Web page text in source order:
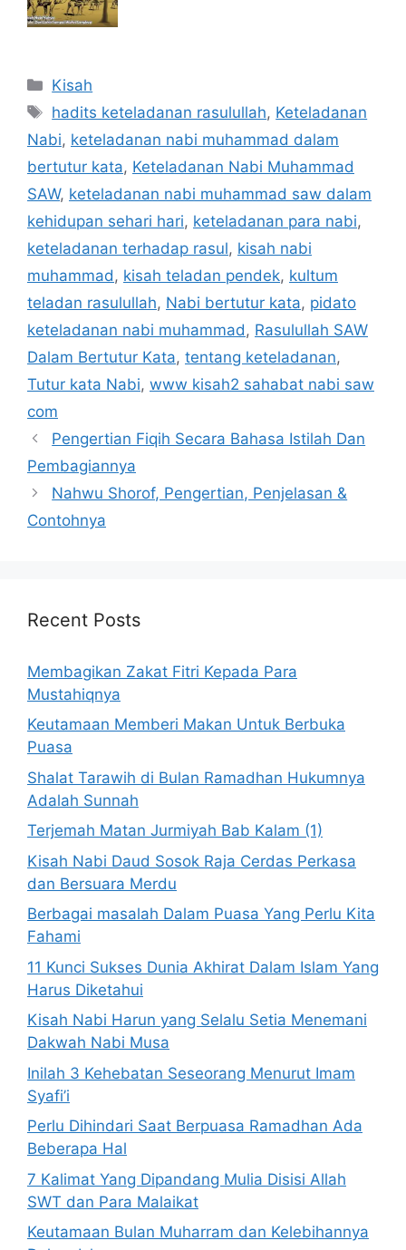
Categories
Kisah
Tags
hadits keteladanan rasulullah, Keteladanan
Nabi, keteladanan nabi muhammad dalam
bertutur kata, Keteladanan Nabi Muhammad
SAW, keteladanan nabi muhammad saw dalam
kehidupan sehari hari, keteladanan para nabi,
keteladanan terhadap rasul, kisah nabi
muhammad , kisah teladan pendek, kultum
teladan rasulullah, Nabi bertutur kata, pidato
keteladanan nabi muhammad , Rasulullah SAW
Dalam Bertutur Kata, tentang keteladanan,
Tutur kata Nabi, www kisah2 sahabat nabi saw
com
Pengertian Fiqih Secara Bahasa Istilah Dan
Pembagiannya
Nahwu Shorof, Pengertian, Penjelasan &
Contohnya
Recent Posts
Membagikan Zakat Fitri Kepada Para
Mustahiqnya
Keutamaan Memberi Makan Untuk Berbuka
Puasa
Shalat Tarawih di Bulan Ramadhan Hukumnya
Adalah Sunnah
Terjemah Matan Jurmiyah Bab Kalam (1)
Kisah Nabi Daud Sosok Raja Cerdas Perkasa
dan Bersuara Merdu
Berbagai masalah Dalam Puasa Yang Perlu Kita
Fahami
11 Kunci Sukses Dunia Akhirat Dalam Islam Yang
Harus Diketahui
Kisah Nabi Harun yang Selalu Setia Menemani
Dakwah Nabi Musa
Inilah 3 Kehebatan Seseorang Menurut Imam
Syafi’i
Perlu Dihindari Saat Berpuasa Ramadhan Ada
Beberapa Hal
7 Kalimat Yang Dipandang Mulia Disisi Allah
SWT dan Para Malaikat
Keutamaan Bulan Muharram dan Kelebihannya